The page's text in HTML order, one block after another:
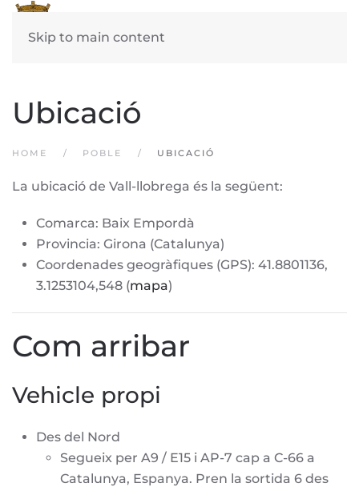
Skip to main content
Ubicació
HOME POBLE UBICACIÓ
La ubicació de Vall-llobrega és la següent:
Comarca: Baix Empordà
Provincia: Girona (Catalunya)
Coordenades geogràfiques (GPS): 41.8801136,
3.1253104,548 (mapa)
Com arribar
Vehicle propi
Des del Nord
Segueix per A9 / E15 i AP-7 cap a C-66 a
Catalunya, Espanya. Pren la sortida 6 des